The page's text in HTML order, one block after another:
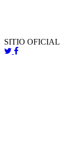
SITIO OFICIAL